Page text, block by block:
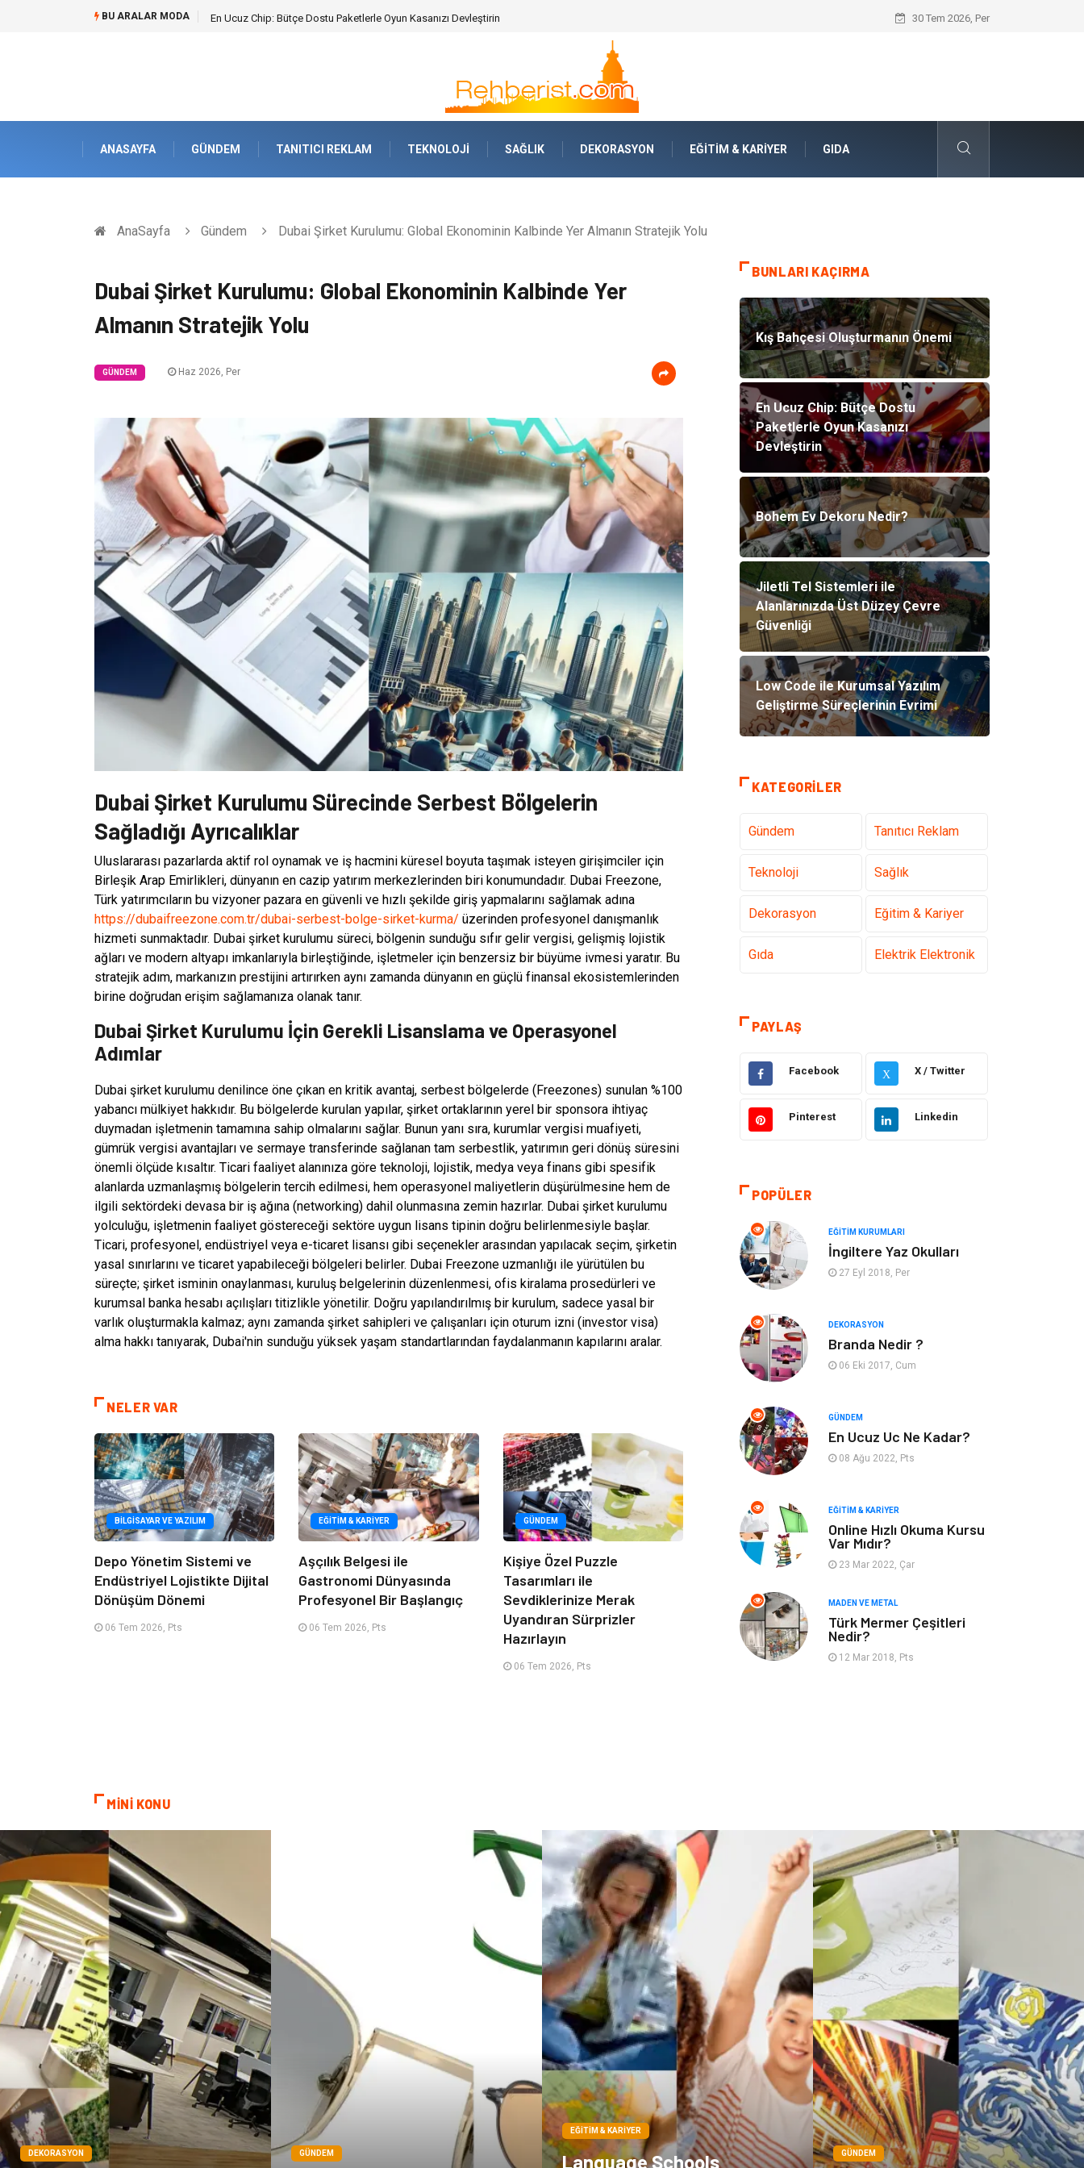
BU ARALAR MODA Bohem Ev Dekoru Nedir? Jiletli Tel Sistemleri ile Alanlarınızda
30 Tem 2026, Per
ANASAYFA GÜNDEM TANITICI REKLAM TEKNOLOJI SAĞLIK DEKORASYON EĞITIM & KARIYER GIDA
AnaSayfa Gündem Dubai Şirket Kurulumu: Global Ekonominin Kalbinde Yer Almanın Stratejik Yolu
Dubai Şirket Kurulumu: Global Ekonominin Kalbinde Yer
Almanın Stratejik Yolu
GÜNDEM Haz 2026, Per
Dubai Şirket Kurulumu Sürecinde Serbest Bölgelerin
Sağladığı Ayrıcalıklar
Uluslararası pazarlarda aktif rol oynamak ve iş hacmini küresel boyuta taşımak isteyen girişimciler için
Birleşik Arap Emirlikleri, dünyanın en cazip yatırım merkezlerinden biri konumundadır. Dubai Freezone,
Türk yatırımcıların bu vizyoner pazara en güvenli ve hızlı şekilde giriş yapmalarını sağlamak adına
https://dubaifreezone.com.tr/dubai-serbest-bolge-sirket-kurma/ üzerinden profesyonel danışmanlık
hizmeti sunmaktadır. Dubai şirket kurulumu süreci, bölgenin sunduğu sıfır gelir vergisi, gelişmiş lojistik
ağları ve modern altyapı imkanlarıyla birleştiğinde, işletmeler için benzersiz bir büyüme ivmesi yaratır. Bu
stratejik adım, markanızın prestijini artırırken aynı zamanda dünyanın en güçlü finansal ekosistemlerinden
birine doğrudan erişim sağlamanıza olanak tanır.
Dubai Şirket Kurulumu İçin Gerekli Lisanslama ve Operasyonel
Adımlar
Dubai şirket kurulumu denilince öne çıkan en kritik avantaj, serbest bölgelerde (Freezones) sunulan %100
yabancı mülkiyet hakkıdır. Bu bölgelerde kurulan yapılar, şirket ortaklarının yerel bir sponsora ihtiyaç
duymadan işletmenin tamamına sahip olmalarını sağlar. Bunun yanı sıra, kurumlar vergisi muafiyeti,
gümrük vergisi avantajları ve sermaye transferinde sağlanan tam serbestlik, yatırımın geri dönüş süresini
önemli ölçüde kısaltır. Ticari faaliyet alanınıza göre teknoloji, lojistik, medya veya finans gibi spesifik
alanlarda uzmanlaşmış bölgelerin tercih edilmesi, hem operasyonel maliyetlerin düşürülmesine hem de
ilgili sektördeki devasa bir iş ağına (networking) dahil olunmasına zemin hazırlar. Dubai şirket kurulumu
yolculuğu, işletmenin faaliyet göstereceği sektöre uygun lisans tipinin doğru belirlenmesiyle başlar.
Ticari, profesyonel, endüstriyel veya e-ticaret lisansı gibi seçenekler arasından yapılacak seçim, şirketin
yasal sınırlarını ve ticaret yapabileceği bölgeleri belirler. Dubai Freezone uzmanlığı ile yürütülen bu
süreçte; şirket isminin onaylanması, kuruluş belgelerinin düzenlenmesi, ofis kiralama prosedürleri ve
kurumsal banka hesabı açılışları titizlikle yönetilir. Doğru yapılandırılmış bir kurulum, sadece yasal bir
varlık oluşturmakla kalmaz; aynı zamanda şirket sahipleri ve çalışanları için oturum izni (investor visa)
alma hakkı tanıyarak, Dubai'nin sunduğu yüksek yaşam standartlarından faydalanmanın kapılarını aralar.
NELER VAR
BILGISAYAR VE YAZILIM
Depo Yönetim Sistemi ve
Endüstriyel Lojistikte Dijital
Dönüşüm Dönemi
06 Tem 2026, Pts
EĞITIM & KARIYER
Aşçılık Belgesi ile
Gastronomi Dünyasında
Profesyonel Bir Başlangıç
06 Tem 2026, Pts
GÜNDEM
Kişiye Özel Puzzle
Tasarımları ile
Sevdiklerinize Merak
Uyandıran Sürprizler
Hazırlayın
06 Tem 2026, Pts
BUNLARI KAÇIRMA
Kış Bahçesi Oluşturmanın Önemi
En Ucuz Chip: Bütçe Dostu
Paketlerle Oyun Kasanızı
Devleştirin
Bohem Ev Dekoru Nedir?
Jiletli Tel Sistemleri ile
Alanlarınızda Üst Düzey Çevre
Güvenliği
Low Code ile Kurumsal Yazılım
Geliştirme Süreçlerinin Evrimi
KATEGORILER
Gündem Tanıtıcı Reklam
Teknoloji Sağlık
Dekorasyon Eğitim & Kariyer
Gıda Elektrik Elektronik
Yazılım
Taşımacılık
Hukuk Giyim
Yapı İnşaat
Tatil Eğlence
Bahçe Ev Maden ve Metal
Hizmet Eğitim Kurumları
Organizasyon Plastik
Emlak
Finans & Ekonomi Mobilya
Ürünler
Aksesuar İnternet
Nakliyat
Bebek Giyim Alüminyum
Kına Gecesi
Spor Malzemeleri Basın Yayın
Moda İthalat İhracat
Bakım
PAYLAŞ
Facebook X X / Twitter
Pinterest Linkedin
POPÜLER
EĞITIM KURUMLARI
İngiltere Yaz Okulları
27 Eyl 2018, Per
DEKORASYON
Branda Nedir ?
06 Eki 2017, Cum
GÜNDEM
En Ucuz Uc Ne Kadar?
08 Ağu 2022, Pts
EĞITIM & KARIYER
Online Hızlı Okuma Kursu
Var Mıdır?
23 Mar 2022, Çar
MADEN VE METAL
Türk Mermer Çeşitleri
Nedir?
12 Mar 2018, Pts
MİNİ KONU
DEKORASYON GÜNDEM
EĞITIM & KARIYER
Language Schools GÜNDEM